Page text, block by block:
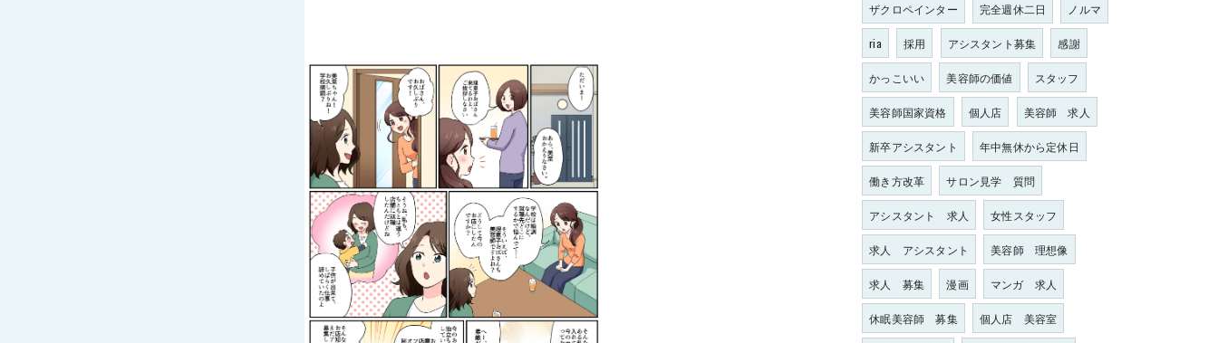
ザクロペインター 完全週休二日 ノルマ
ria 採用 アシスタント募集 感謝
かっこいい 美容師の価値 スタッフ
美容師国家資格 個人店 美容師 求人
新卒アシスタント 年中無休から定休日
働き方改革 サロン見学 質問
アシスタント 求人 女性スタッフ
求人 アシスタント 美容師 理想像
求人 募集 漫画 マンガ 求人
休眠美容師 募集 個人店 美容室